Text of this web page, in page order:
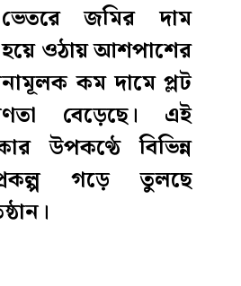
ভেতরে জমির দাম
ওঠায় আশপাশের
কম দামে প্লট
বেড়েছে। এই
উপকণ্ঠে বিভিন্ন
গড়ে তুলছে